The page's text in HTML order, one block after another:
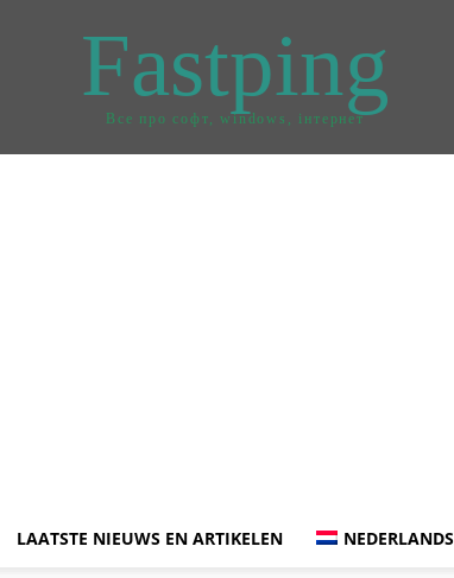
Fastping
Все про софт, windows, інтернет
LAATSTE NIEUWS EN ARTIKELEN NEDERLANDS